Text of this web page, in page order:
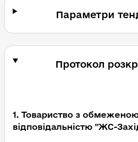
Параметри
Протокол
1. Товариство з
відповідальністю "ЖС-